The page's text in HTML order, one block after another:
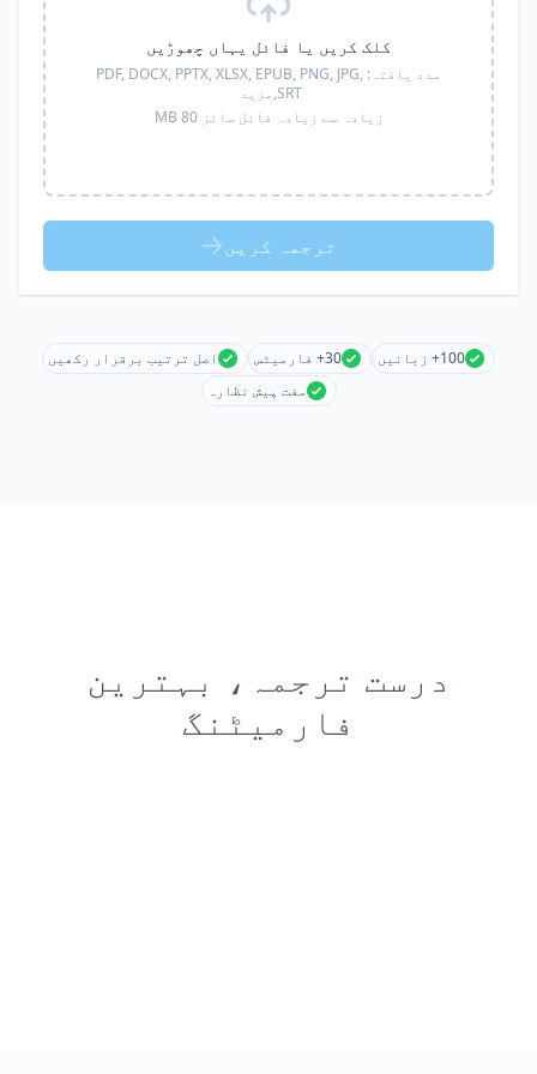
کلک کریں یا فائل یہاں چھوڑیں
مدد یافتہ: PDF, DOCX, PPTX, XLSX, EPUB, PNG, JPG,
SRT, مزید
زیادہ سے زیادہ فائل سائز 80 MB
ترجمہ کریں
100+ زبانیں 30+ فارمیٹس
اصل ترتیب برقرار رکھیں
مفت پیش نظارہ
درست ترجمہ، بہترین
فارمیٹنگ